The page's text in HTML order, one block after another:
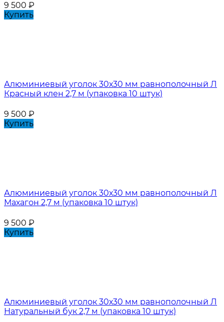
9 500 ₽
Купить
Алюминиевый уголок 30х30 мм равнополочный Л
Красный клен 2,7 м (упаковка 10 штук)
9 500 ₽
Купить
Алюминиевый уголок 30х30 мм равнополочный Л
Махагон 2,7 м (упаковка 10 штук)
9 500 ₽
Купить
Алюминиевый уголок 30х30 мм равнополочный Л
Натуральный бук 2,7 м (упаковка 10 штук)